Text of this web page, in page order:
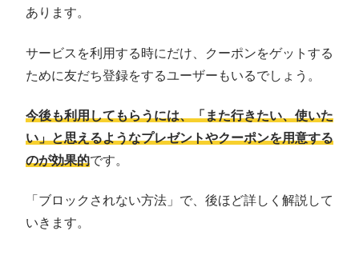
あります。
サービスを利用する時にだけ、クーポンをゲットする
ために友だち登録をするユーザーもいるでしょう。
今後も利用してもらうには、「また行きたい、使いた
い」と思えるようなプレゼントやクーポンを用意する
のが効果的です。
「ブロックされない方法」で、後ほど詳しく解説して
いきます。